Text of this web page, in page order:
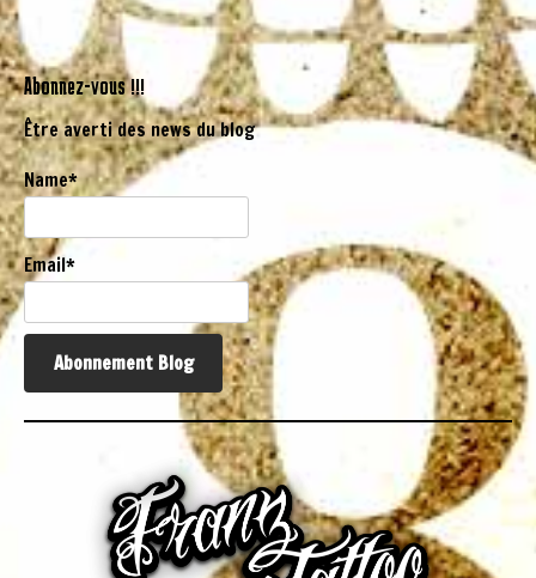
Abonnez-vous !!!
Être averti des news du blog
Name*
Email*